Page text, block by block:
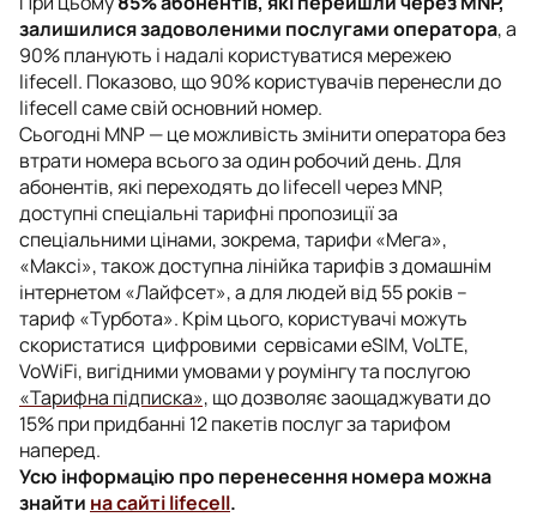
залишилися задоволеними послугами оператора, а
90% планують і надалі користуватися мережею
lifecell. Показово, що 90% користувачів перенесли до
lifecell саме свій основний номер.
Сьогодні MNP — це можливість змінити оператора без
втрати номера всього за один робочий день.Для
абонентів, які переходять до lifecell через МNP,
доступні спеціальні тарифні пропозиції за
спеціальними цінами, зокрема, тарифи «Мега»,
«Максі», також доступна лінійка тарифів з домашнім
інтернетом «Лайфсет», а для людей від 55 років –
тариф «Турбота». Крім цього, користувачі можуть
скористатися цифровими сервісамиeSIM, VoLTE,
VoWiFi, вигідними умовами у роумінгу та послугою
«Тарифна підписка», що дозволяє заощаджувати до
15% при придбанні 12 пакетів послуг за тарифом
наперед.
Усю інформацію про перенесення номера можна
знайти на сайті lifecell.